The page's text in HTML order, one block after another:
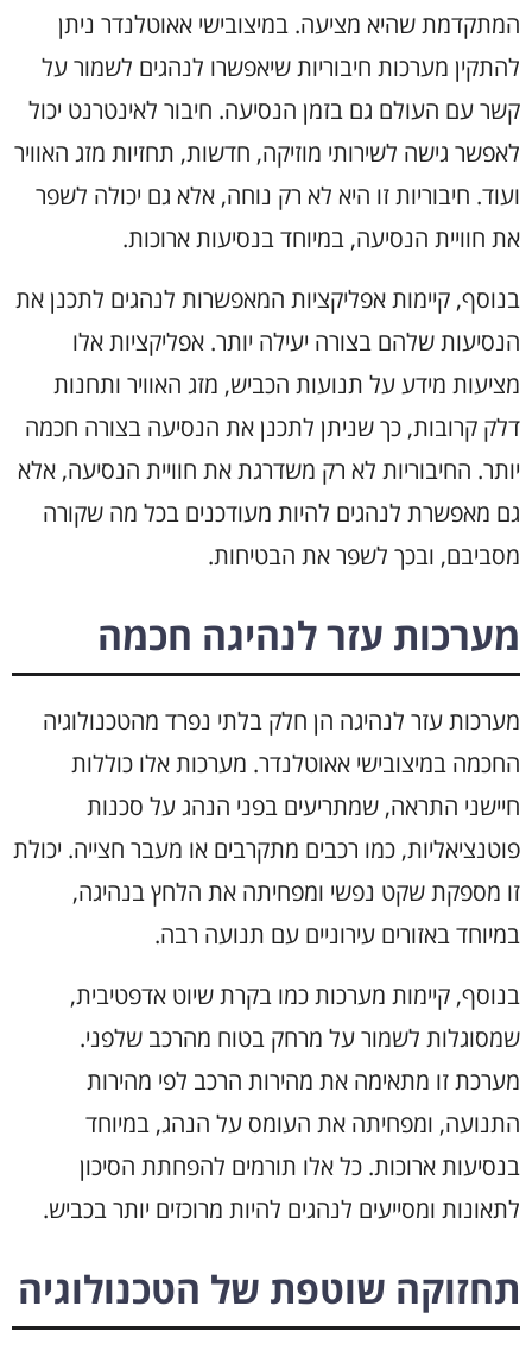
המתקדמת שהיא מציעה. במיצובישי אאוטלנדר ניתן
להתקין מערכות חיבוריות שיאפשרו לנהגים לשמור על
קשר עם העולם גם בזמן הנסיעה. חיבור לאינטרנט יכול
לאפשר גישה לשירותי מוזיקה, חדשות, תחזיות מזג האוויר
ועוד. חיבוריות זו היא לא רק נוחה, אלא גם יכולה לשפר
את חוויית הנסיעה, במיוחד בנסיעות ארוכות.
בנוסף, קיימות אפליקציות המאפשרות לנהגים לתכנן את
הנסיעות שלהם בצורה יעילה יותר. אפליקציות אלו
מציעות מידע על תנועות הכביש, מזג האוויר ותחנות
דלק קרובות, כך שניתן לתכנן את הנסיעה בצורה חכמה
יותר. החיבוריות לא רק משדרגת את חוויית הנסיעה, אלא
גם מאפשרת לנהגים להיות מעודכנים בכל מה שקורה
מסביבם, ובכך לשפר את הבטיחות.
מערכות עזר לנהיגה חכמה
מערכות עזר לנהיגה הן חלק בלתי נפרד מהטכנולוגיה
החכמה במיצובישי אאוטלנדר. מערכות אלו כוללות
חיישני התראה, שמתריעים בפני הנהג על סכנות
פוטנציאליות, כמו רכבים מתקרבים או מעבר חצייה. יכולת
זו מספקת שקט נפשי ומפחיתה את הלחץ בנהיגה,
במיוחד באזורים עירוניים עם תנועה רבה.
בנוסף, קיימות מערכות כמו בקרת שיוט אדפטיבית,
שמסוגלות לשמור על מרחק בטוח מהרכב שלפני.
מערכת זו מתאימה את מהירות הרכב לפי מהירות
התנועה, ומפחיתה את העומס על הנהג, במיוחד
בנסיעות ארוכות. כל אלו תורמים להפחתת הסיכון
לתאונות ומסייעים לנהגים להיות מרוכזים יותר בכביש.
תחזוקה שוטפת של הטכנולוגיה